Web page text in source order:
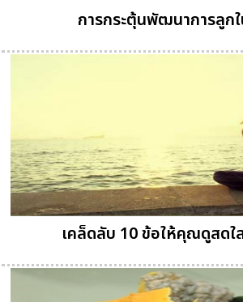
การกระตุ้นพัฒนาการลูก
เคล็ดลับ 10 ข้อให้คุณดูสดใ